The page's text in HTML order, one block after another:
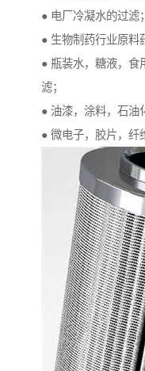
● 电厂冷凝水的过滤；
● 生物制药行业原料
● 瓶装水，糖液，食
滤；
● 油漆，涂料，石油
● 微电子，胶片，纤